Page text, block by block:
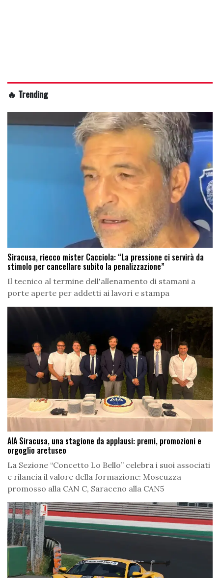
🔥 Trending
Siracusa, riecco mister Cacciola: “La pressione ci servirà da
stimolo per cancellare subito la penalizzazione”
Il tecnico al termine dell'allenamento di stamani a
porte aperte per addetti ai lavori e stampa
AIA Siracusa, una stagione da applausi: premi, promozioni e
orgoglio aretuseo
La Sezione “Concetto Lo Bello” celebra i suoi associati
e rilancia il valore della formazione: Moscuzza
promosso alla CAN C, Saraceno alla CAN5